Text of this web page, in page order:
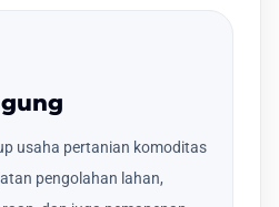
usaha pertanian komoditas
pengolahan lahan,